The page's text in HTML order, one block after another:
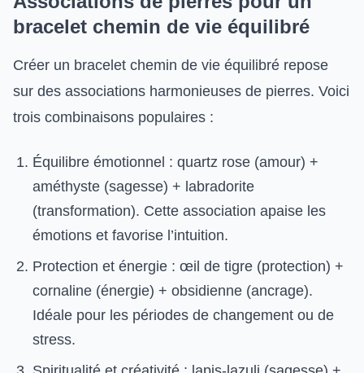
bracelet chemin de vie équilibré
Créer un bracelet chemin de vie équilibré repose
sur des associations harmonieuses de pierres. Voici
trois combinaisons populaires :
Équilibre émotionnel : quartz rose (amour) +
améthyste (sagesse) + labradorite
(transformation). Cette association apaise les
émotions et favorise l’intuition.
Protection et énergie : œil de tigre (protection) +
cornaline (énergie) + obsidienne (ancrage).
Idéale pour les périodes de changement ou de
stress.